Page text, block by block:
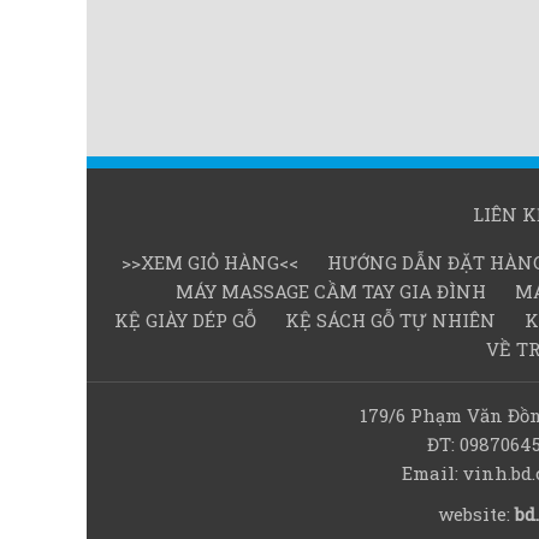
LIÊN
>>XEM GIỎ HÀNG<<
HƯỚNG DẪN ĐẶT
MÁY MASSAGE CẦM TAY GIA ĐÌNH
KỆ GIÀY DÉP GỖ
KỆ SÁCH GỖ TỰ NHIÊN
VỀ
179/6 Phạm Văn
ĐT:
Email:
website: